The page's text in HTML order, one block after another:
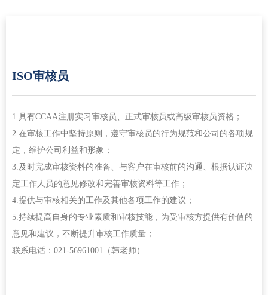
ISO审核员
1.具有CCAA注册实习审核员、正式审核员或高级审核员资格；
2.在审核工作中坚持原则，遵守审核员的行为规范和公司的各项规
定，维护公司利益和形象；
3.及时完成审核资料的准备、与客户在审核前的沟通、根据认证决
定工作人员的意见修改和完善审核资料等工作；
4.提供与审核相关的工作及其他各项工作的建议；
5.持续提高自身的专业素质和审核技能，为受审核方提供有价值的
意见和建议，不断提升审核工作质量；
联系电话：021-56961001（韩老师）